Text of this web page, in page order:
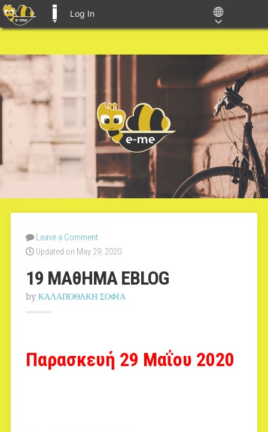
Log In
Leave a Comment
Updated on May 29, 2020
19 MAθHMA ΕBLOG
by ΚΑΛΑΠΟΘΑΚΗ ΣΟΦΙΑ
Παρασκευή 29 Μαΐου 2020